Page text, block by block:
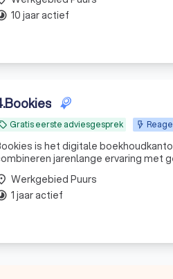
10 jaar actief
.Bookies
Gratis eerste adviesgesprek
is het digitale
jarenlange ervaring met
zijn.
Werkgebied Puurs
1 jaar actief